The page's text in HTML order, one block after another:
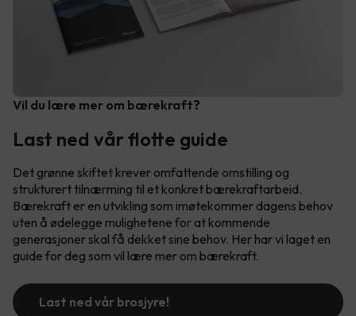
Vil du lære mer om bærekraft?
Last ned vår flotte guide
Det grønne skiftet krever omfattende omstilling og
strukturert tilnærming til et konkret bærekraftarbeid.
Bærekraft er en utvikling som imøtekommer dagens behov
uten å ødelegge mulighetene for at kommende
generasjoner skal få dekket sine behov. Her har vi laget en
guide for deg som vil lære mer om bærekraft.
Last ned vår brosjyre!